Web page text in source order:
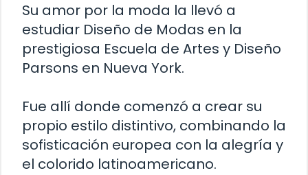
Su amor por la moda la llevó a
estudiar Diseño de Modas en la
prestigiosa Escuela de Artes y Diseño
Parsons en Nueva York.
Fue allí donde comenzó a crear su
propio estilo distintivo, combinando la
sofisticación europea con la alegría y
el colorido latinoamericano.